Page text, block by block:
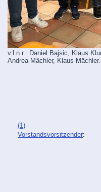
v.l.n.r.: Daniel Bajsic, Klaus
Andrea Mächler, Klaus
(1)
Vorstandsvorsitzender: